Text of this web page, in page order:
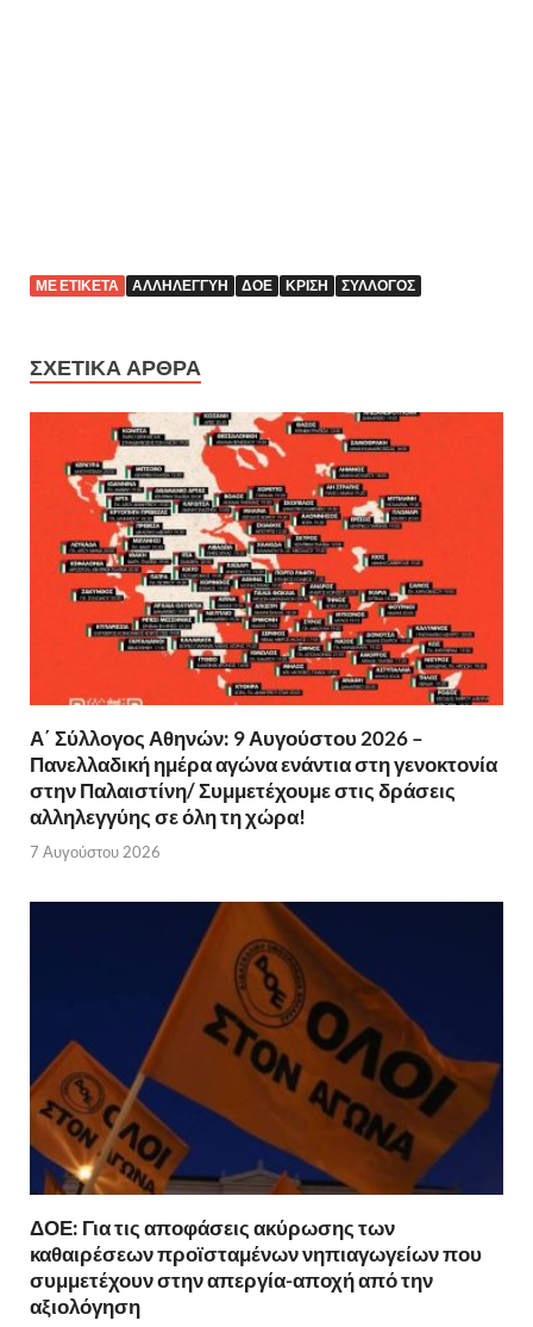
ΜΕ ΕΤΙΚΈΤΑ ΑΛΛΗΛΕΓΓΎΗ ΔΟΕ ΚΡΊΣΗ ΣΎΛΛΟΓΟΣ
ΣΧΕΤΙΚΆ ΆΡΘΡΑ
Α΄ Σύλλογος Αθηνών: 9 Αυγούστου 2026 –
Πανελλαδική ημέρα αγώνα ενάντια στη γενοκτονία
στην Παλαιστίνη/ Συμμετέχουμε στις δράσεις
αλληλεγγύης σε όλη τη χώρα!
7 Αυγούστου 2026
ΔΟΕ: Για τις αποφάσεις ακύρωσης των
καθαιρέσεων προϊσταμένων νηπιαγωγείων που
συμμετέχουν στην απεργία-αποχή από την
αξιολόγηση